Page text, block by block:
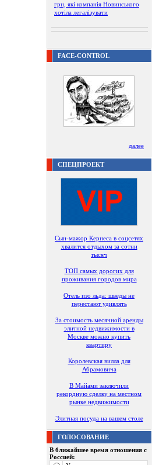
грн, які компанія Новинського
хотіла легалізувати
FACE-CONTROL
далее
СПЕЦПРОЕКТ
Сын-мажор Кернеса в соцсетях
хвалится отдыхом за сотни
тысяч
ТОП самых дорогих для
проживания городов мира
Отель изо льда: шведы не
перестают удивлять
За стоимость месячной аренды
элитной недвижимости в
Москве можно купить
квартиру
Королевская вилла для
Абрамовича
В Майами заключили
рекордную сделку на местном
рынке недвижимости
Элитная посуда на вашем столе
ГОЛОСОВАНИЕ
В ближайшее время отношения с
Россией: